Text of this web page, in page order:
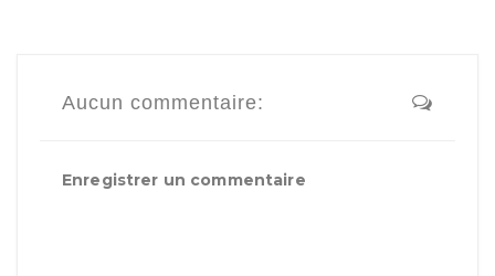
Aucun commentaire:
Enregistrer un commentaire